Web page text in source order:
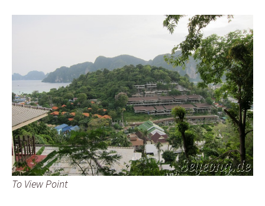
To View Point